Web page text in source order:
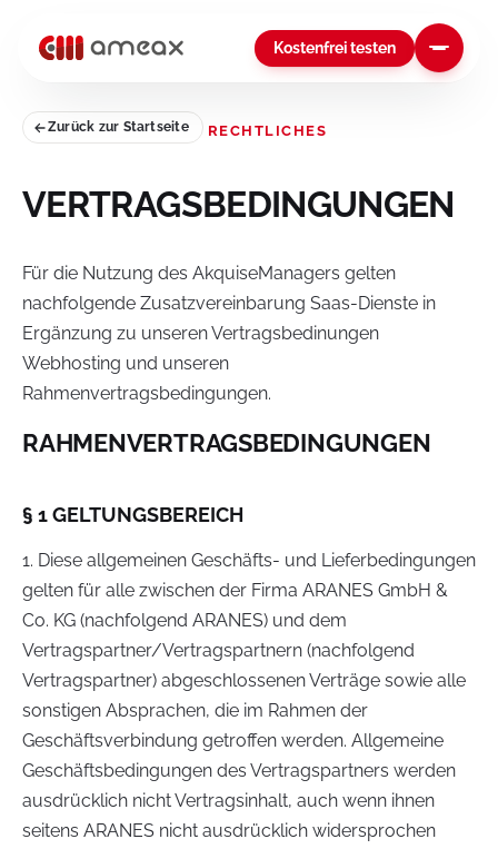
Kostenfrei testen
Zurück zur Startseite RECHTLICHES
VERTRAGSBEDINGUNGEN
Für die Nutzung des AkquiseManagers gelten
nachfolgende Zusatzvereinbarung Saas-Dienste in
Ergänzung zu unseren Vertragsbedinungen
Webhosting und unseren
Rahmenvertragsbedingungen.
RAHMENVERTRAGSBEDINGUNGEN
§ 1 GELTUNGSBEREICH
1. Diese allgemeinen Geschäfts- und Lieferbedingungen
gelten für alle zwischen der Firma ARANES GmbH &
Co. KG (nachfolgend ARANES) und dem
Vertragspartner/Vertragspartnern (nachfolgend
Vertragspartner) abgeschlossenen Verträge sowie alle
sonstigen Absprachen, die im Rahmen der
Geschäftsverbindung getroffen werden. Allgemeine
Geschäftsbedingungen des Vertragspartners werden
ausdrücklich nicht Vertragsinhalt, auch wenn ihnen
seitens ARANES nicht ausdrücklich widersprochen